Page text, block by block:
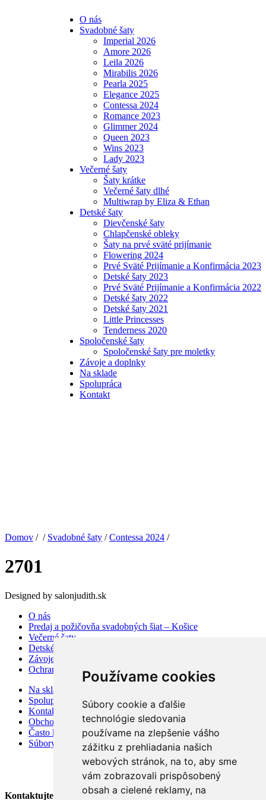
Používame cookies
Súbory cookie a ďalšie
technológie sledovania
používame na zlepšenie vášho
zážitku z prehliadania našich
webových stránok, na to, aby sme
vám zobrazovali prispôsobený
obsah a cielené reklamy, na
O nás
Svadobné šaty
Imperial 2026
Amore 2026
Leila 2026
Mirabilis 2026
Pearla 2025
Elegance 2025
Contessa 2024
Romance 2023
Glimmer 2024
Queen 2023
Wins 2023
Lady 2023
Večerné šaty
Šaty krátke
Večerné šaty dlhé
Multiwrap by Eliza & Ethan
Detské šaty
Dievčenské šaty
Chlapčenské obleky
Šaty na prvé sväté prijímanie
Flowering 2024
Prvé Sväté Prijímanie a Konfirmácia 2023
Detské šaty 2023
Prvé Sväté Prijímanie a Konfirmácia 2022
Detské šaty 2022
Detské šaty 2021
Little Princesses
Tenderness 2020
Spoločenské šaty
Spoločenské šaty pre moletky
Závoje a doplnky
Na sklade
Spolupráca
Kontakt
Domov / / Svadobné šaty /Contessa 2024 /
2701
Designed by salonjudith.sk
O nás
Predaj a požičovňa svadobných šiat – Košice
Večerné šaty
Detské šaty
Závoje a doplnky
Ochrana osobných údajov
Na sklade
Spolupráca
Kontakt
Obchodné podmienky
Často kladené otázky
Súbory cookies
Kontaktujte Nás